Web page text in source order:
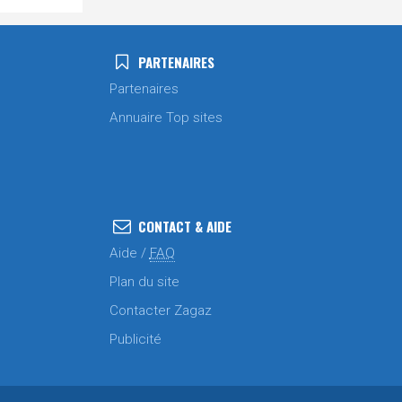
PARTENAIRES
Partenaires
Annuaire Top sites
CONTACT & AIDE
Aide / FAQ
Plan du site
Contacter Zagaz
Publicité